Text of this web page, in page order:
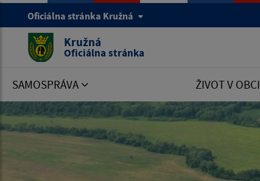
Oficiálna stránka Kružná
Kružná
Oficiálna stránka
SAMOSPRÁVA ŽIVOT V OBCI